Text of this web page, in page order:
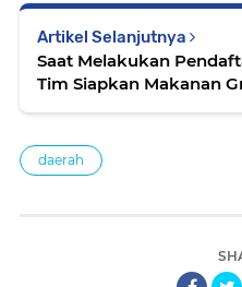
Artikel Selanjutnya
Saat Melakukan
Tim Siapkan Makanan
daerah